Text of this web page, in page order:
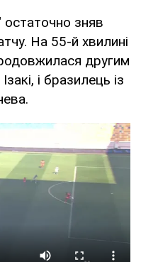
остаточно зняв
На 55-й хвилині
другим
і бразилець із